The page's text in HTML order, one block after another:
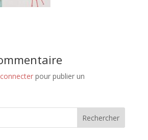
pour publier un
Rechercher